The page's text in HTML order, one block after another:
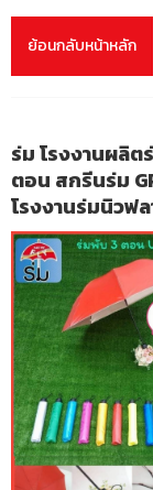
ย้อนกลับหน้าหลัก
ร่ม โรงงานผลิต
ตอน สกรีนร่ม
โรงงานร่มนิวฟ